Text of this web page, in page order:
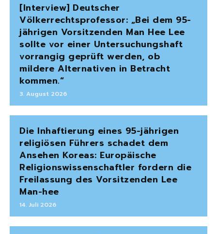
[Interview] Deutscher
Völkerrechtsprofessor: „Bei dem 95-
jährigen Vorsitzenden Man Hee Lee
sollte vor einer Untersuchungshaft
vorrangig geprüft werden, ob
mildere Alternativen in Betracht
kommen.“
3. August 2026
Die Inhaftierung eines 95-jährigen
religiösen Führers schadet dem
Ansehen Koreas: Europäische
Religionswissenschaftler fordern die
Freilassung des Vorsitzenden Lee
Man-hee
14. Juli 2026